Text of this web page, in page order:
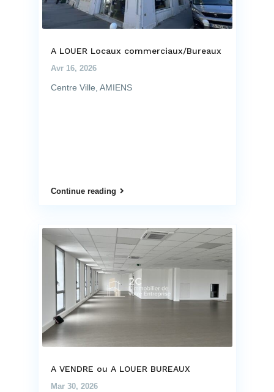
A LOUER Locaux commerciaux/Bureaux
Avr 16, 2026
Centre Ville, AMIENS
Continue reading
A VENDRE ou A LOUER BUREAUX
Mar 30, 2026